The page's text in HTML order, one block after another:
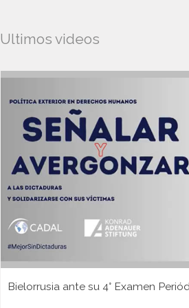
Ultimos videos
Bielorrusia ante su 4° Examen